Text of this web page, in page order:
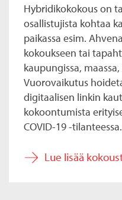
Hybridikokokous on
osallistujista kohtaa
paikassa esim.
kokoukseen tai
kaupungissa,
Vuorovaikutus
digitaalisen linkin
kokoontumista
COVID-19 -tilanteessa.
Lue lisää